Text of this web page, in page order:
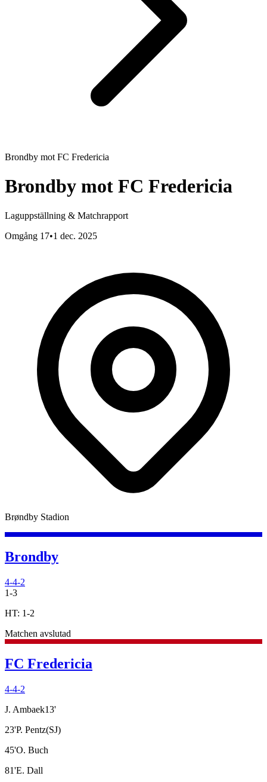
Brondby mot FC Fredericia
Brondby mot FC Fredericia
Laguppställning & Matchrapport
Omgång 17•1 dec. 2025
Brøndby Stadion
Brondby
4-4-2
1-3
HT: 1-2
Matchen avslutad
FC Fredericia
4-4-2
J. Ambaek13'
23'P. Pentz(SJ)
45'O. Buch
81'E. Dall